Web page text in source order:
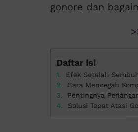
gonore dan
Daftar isi
Efek Setelah
Cara Mencegah
Pentingnya
Solusi Tepat Atasi